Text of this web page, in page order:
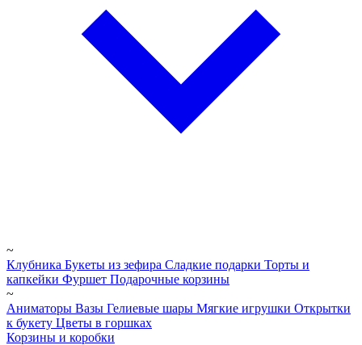
~
Клубника Букеты из зефира Сладкие подарки Торты и
капкейки Фуршет Подарочные корзины
~
Аниматоры Вазы Гелиевые шары Мягкие игрушки Открытки
к букету Цветы в горшках
Корзины и коробки